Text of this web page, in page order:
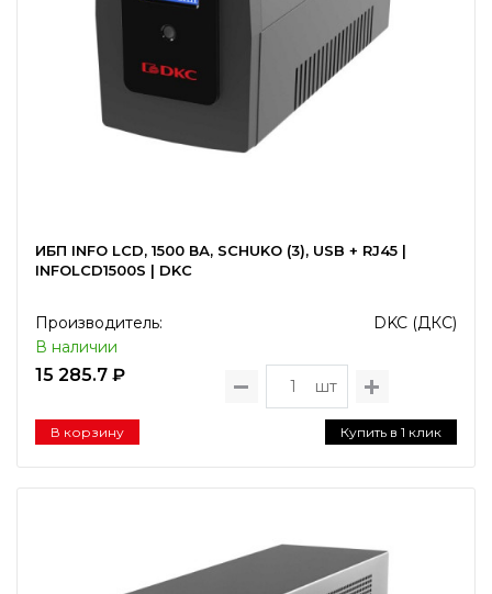
ИБП INFO LCD, 1500 ВА, SCHUKO (3), USB + RJ45 |
INFOLCD1500S | DKC
Производитель:
DKC (ДКС)
В наличии
15 285.7 ₽
шт
В корзину Купить в 1 клик